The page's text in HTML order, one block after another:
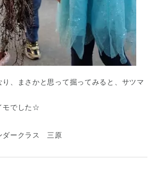
、まさかと思って掘ってみると、サツマ
モでした☆
ダークラス 三原